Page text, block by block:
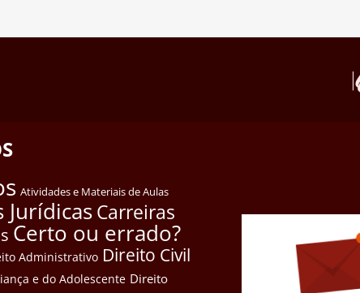
Atividades e Materiais de Aulas
JurídicasCarreiras
Certo ou errado?
Administrativo Direito Civil
e do Adolescente Direito